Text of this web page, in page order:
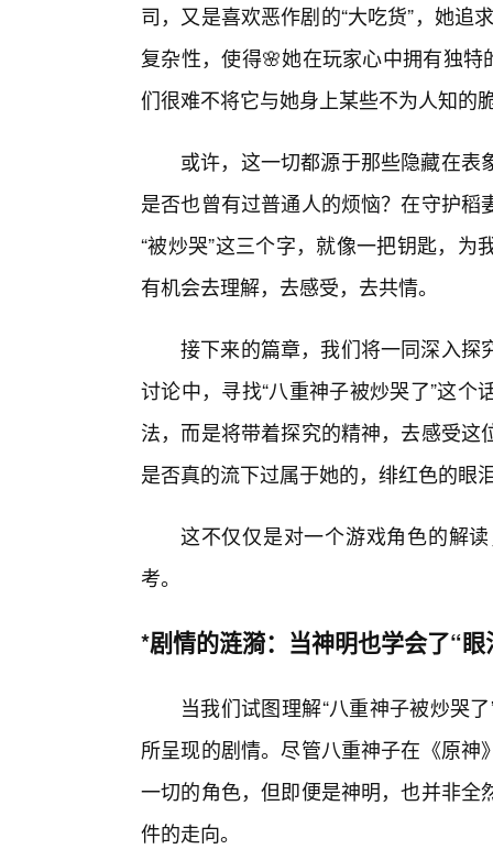
司，又是喜欢恶作剧的“大吃货”，她追
复杂性，使得🌸她在玩家心中拥有独
们很难不将它与她身上某些不为人知的
或许，这一切都源于那些隐藏在
是否也曾有过普通人的烦恼？在守护
“被炒哭”这三个字，就像一把钥匙，
有机会去理解，去感受，去共情。
接下来的篇章，我们将一同深入探
讨论中，寻找“八重神子被炒哭了”这
法，而是将带着探究的精神，去感受
是否真的流下过属于她的，绯红色的眼
这不仅仅是对一个游戏角色的解
考。
*剧情的涟漪：当神明也学会了“
当我们试图理解“八重神子被炒哭
所呈现的剧情。尽管八重神子在《原
一切的角色，但即便是神明，也并非
件的走向。